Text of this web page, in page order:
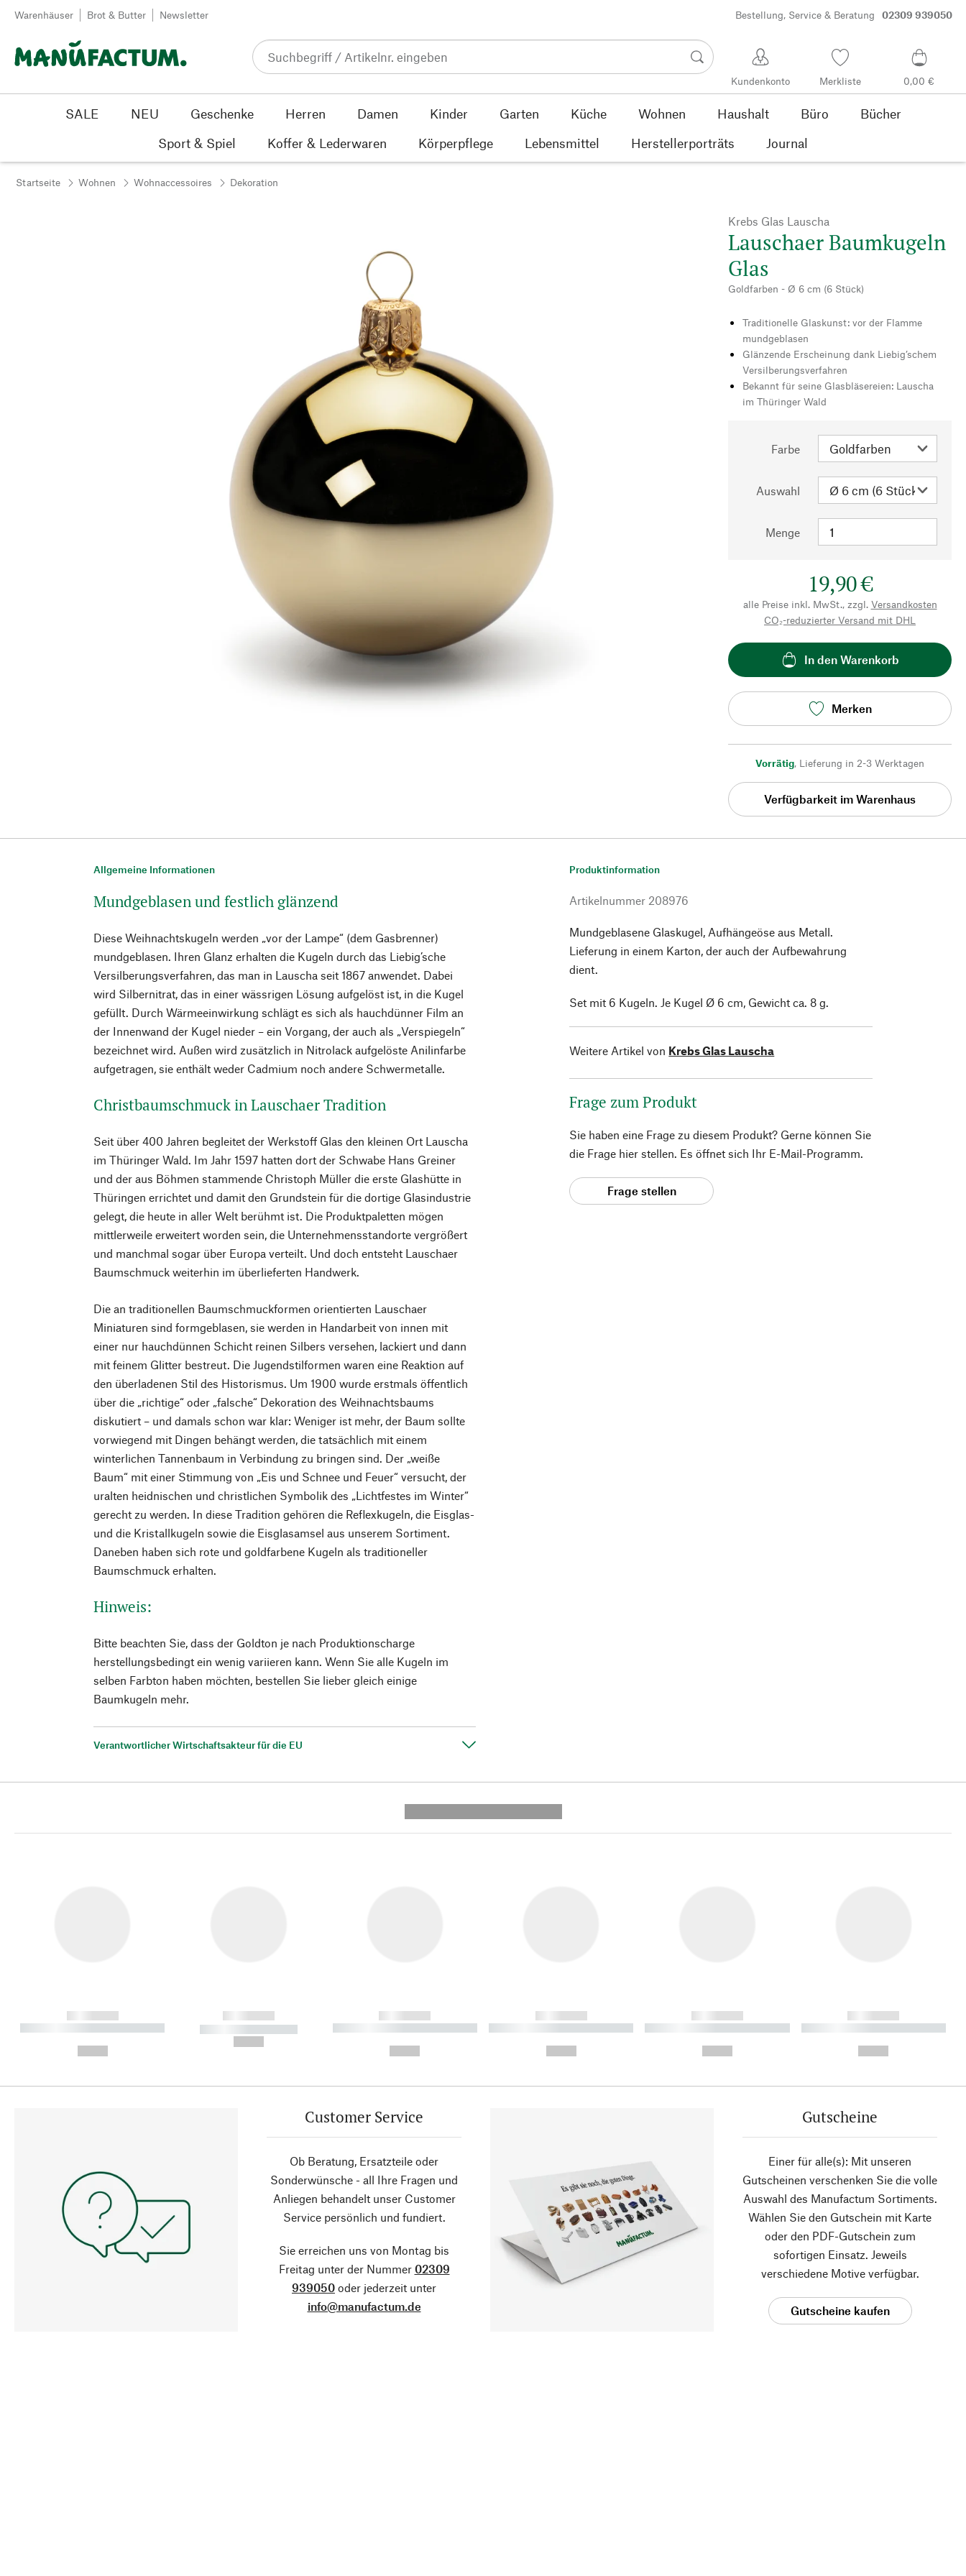
Zum Inhalt springen
Warenhäuser Brot & Butter Newsletter Bestellung, Service & Beratung 02309 939050
Kundenkonto Merkliste 0,00 €
SALE NEU Geschenke Herren Damen Kinder Garten Küche Wohnen Haushalt Büro
Bücher
Sport & Spiel
Koffer & Lederwaren Körperpflege Lebensmittel Herstellerporträts Journal
Startseite Wohnen Wohnaccessoires Dekoration
Krebs Glas Lauscha
Lauschaer Baumkugeln
Glas
Goldfarben - Ø 6 cm (6 Stück)
Traditionelle Glaskunst: vor der Flamme
mundgeblasen
Glänzende Erscheinung dank Liebig’schem
Versilberungsverfahren
Bekannt für seine Glasbläsereien: Lauscha
im Thüringer Wald
Farbe
Auswahl
Menge
19,90 €
alle Preise inkl. MwSt., zzgl. Versandkosten
CO₂-reduzierter Versand mit DHL
In den Warenkorb
Merken
Vorrätig, Lieferung in 2-3 Werktagen
Verfügbarkeit im Warenhaus
Allgemeine Informationen
Mundgeblasen und festlich glänzend
Diese Weihnachtskugeln werden „vor der Lampe“ (dem Gasbrenner)
mundgeblasen. Ihren Glanz erhalten die Kugeln durch das Liebig’sche
Versilberungsverfahren, das man in Lauscha seit 1867 anwendet. Dabei
wird Silbernitrat, das in einer wässrigen Lösung aufgelöst ist, in die Kugel
gefüllt. Durch Wärmeeinwirkung schlägt es sich als hauchdünner Film an
der Innenwand der Kugel nieder – ein Vorgang, der auch als „Verspiegeln“
bezeichnet wird. Außen wird zusätzlich in Nitrolack aufgelöste Anilinfarbe
aufgetragen, sie enthält weder Cadmium noch andere Schwermetalle.
Christbaumschmuck in Lauschaer Tradition
Seit über 400 Jahren begleitet der Werkstoff Glas den kleinen Ort Lauscha
im Thüringer Wald. Im Jahr 1597 hatten dort der Schwabe Hans Greiner
und der aus Böhmen stammende Christoph Müller die erste Glashütte in
Thüringen errichtet und damit den Grundstein für die dortige Glasindustrie
gelegt, die heute in aller Welt berühmt ist. Die Produktpaletten mögen
mittlerweile erweitert worden sein, die Unternehmensstandorte vergrößert
und manchmal sogar über Europa verteilt. Und doch entsteht Lauschaer
Baumschmuck weiterhin im überlieferten Handwerk.
Die an traditionellen Baumschmuckformen orientierten Lauschaer
Miniaturen sind formgeblasen, sie werden in Handarbeit von innen mit
einer nur hauchdünnen Schicht reinen Silbers versehen, lackiert und dann
mit feinem Glitter bestreut. Die Jugendstilformen waren eine Reaktion auf
den überladenen Stil des Historismus. Um 1900 wurde erstmals öffentlich
über die „richtige“ oder „falsche“ Dekoration des Weihnachtsbaums
diskutiert – und damals schon war klar: Weniger ist mehr, der Baum sollte
vorwiegend mit Dingen behängt werden, die tatsächlich mit einem
winterlichen Tannenbaum in Verbindung zu bringen sind. Der „weiße
Baum“ mit einer Stimmung von „Eis und Schnee und Feuer“ versucht, der
uralten heidnischen und christlichen Symbolik des „Lichtfestes im Winter“
gerecht zu werden. In diese Tradition gehören die Reflexkugeln, die Eisglas-
und die Kristallkugeln sowie die Eisglasamsel aus unserem Sortiment.
Daneben haben sich rote und goldfarbene Kugeln als traditioneller
Baumschmuck erhalten.
Hinweis:
Bitte beachten Sie, dass der Goldton je nach Produktionscharge
herstellungsbedingt ein wenig variieren kann. Wenn Sie alle Kugeln im
selben Farbton haben möchten, bestellen Sie lieber gleich einige
Baumkugeln mehr.
Verantwortlicher Wirtschaftsakteur für die EU
Produktinformation
Artikelnummer 208976
Mundgeblasene Glaskugel, Aufhängeöse aus Metall.
Lieferung in einem Karton, der auch der Aufbewahrung
dient.
Set mit 6 Kugeln. Je Kugel Ø 6 cm, Gewicht ca. 8 g.
Weitere Artikel von Krebs Glas Lauscha
Frage zum Produkt
Sie haben eine Frage zu diesem Produkt? Gerne können Sie
die Frage hier stellen. Es öffnet sich Ihr E-Mail-Programm.
Frage stellen
------------
----------- ----------- ----------
------------
----------- -----------
------------
----------- ----------- ----------
------------
----------- ----------- ----------
------------
----------- ----------- ----------
------------
----------- ----------- ----------
Customer Service
Ob Beratung, Ersatzteile oder
Sonderwünsche - all Ihre Fragen und
Anliegen behandelt unser Customer
Service persönlich und fundiert.
Sie erreichen uns von Montag bis
Freitag unter der Nummer 02309
939050 oder jederzeit unter
info@manufactum.de
Gutscheine
Einer für alle(s): Mit unseren
Gutscheinen verschenken Sie die volle
Auswahl des Manufactum Sortiments.
Wählen Sie den Gutschein mit Karte
oder den PDF-Gutschein zum
sofortigen Einsatz. Jeweils
verschiedene Motive verfügbar.
Gutscheine kaufen